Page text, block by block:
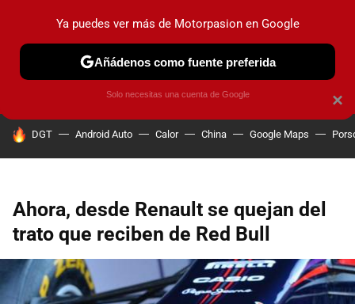
PRUEBAS COCHES ELÉCTRICOS OBSERVATORIO
HOY SE HABLA DE
DGT Android Auto Calor China Google Maps
Ahora, desde Renault se quejan del
trato que reciben de Red Bull
×
Ya puedes ver más de Motorpasion en Google
Añádenos como fuente preferida
Solo necesitas una cuenta de Google